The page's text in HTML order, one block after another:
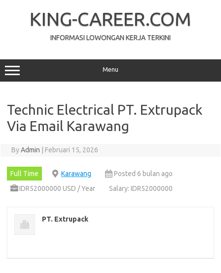
KING-CAREER.COM
INFORMASI LOWONGAN KERJA TERKINI
Menu
Technic Electrical PT. Extrupack
Via Email Karawang
ByAdmin Februari 15, 2026
Full Time Karawang
Posted 6 bulan ago
IDR52000000 USD / Year
Salary: IDR52000000
PT. Extrupack